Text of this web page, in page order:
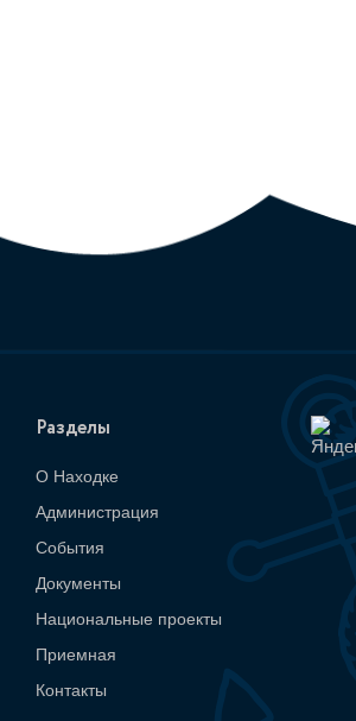
Разделы
О Находке
Администрация
События
Документы
Национальные проекты
Приемная
Контакты